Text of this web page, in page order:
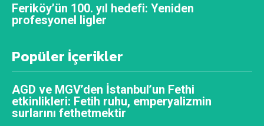
Feriköy’ün 100. yıl hedefi: Yeniden
profesyonel ligler
Popüler İçerikler
AGD ve MGV’den İstanbul’un Fethi
etkinlikleri: Fetih ruhu, emperyalizmin
surlarını fethetmektir